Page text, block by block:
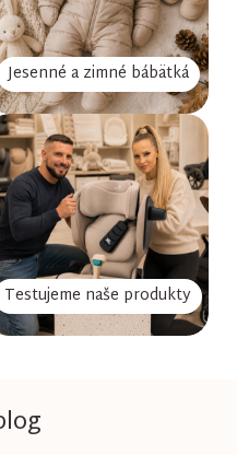
Jesenné a zimné bábätká
Testujeme naše produkty